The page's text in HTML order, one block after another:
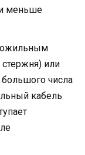
меньше
стержня) или
числа
кабель